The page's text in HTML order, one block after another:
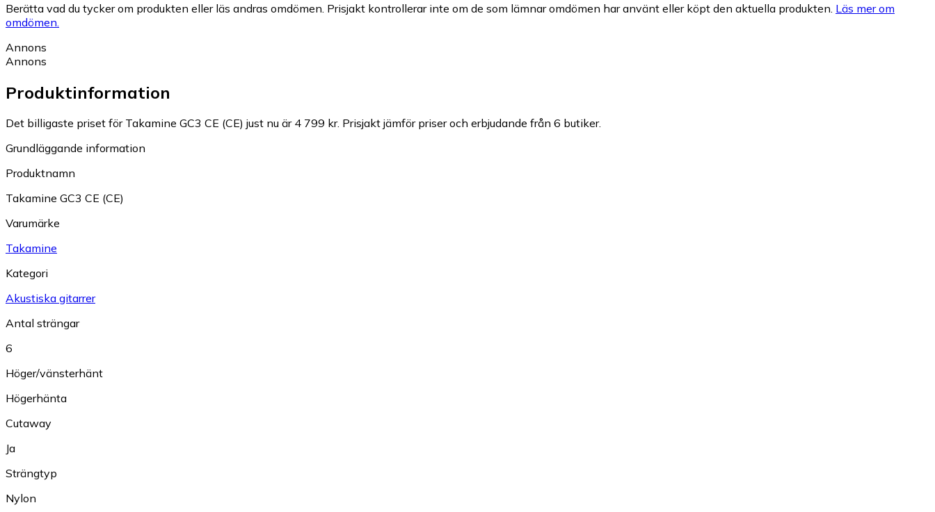
Berätta vad du tycker om produkten eller läs andras omdömen. Prisjakt kontrollerar inte om de som lämnar omdömen har använt eller köpt den aktuella produkten. Läs mer om
omdömen.
Annons
Annons
Produktinformation
Det billigaste priset för Takamine GC3 CE (CE) just nu är 4 799 kr. Prisjakt jämför priser och erbjudande från 6 butiker.
Grundläggande information
Produktnamn
Takamine GC3 CE (CE)
Varumärke
Takamine
Kategori
Akustiska gitarrer
Antal strängar
6
Höger/vänsterhänt
Högerhänta
Cutaway
Ja
Strängtyp
Nylon